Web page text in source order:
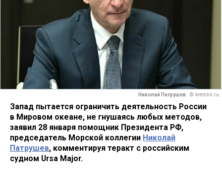
Николай Патрушев. © kremlin.ru
Запад пытается ограничить деятельность России
в Мировом океане, не гнушаясь любых методов,
заявил 28 января помощник Президента РФ,
председатель Морской коллегии Николай
Патрушев, комментируя теракт с российским
судном Ursa Major.